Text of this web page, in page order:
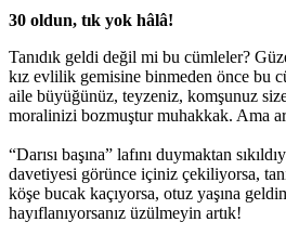
30 oldun, tık yok hâlâ!
Tanıdık geldi değil mi bu cümleler?
kız evlilik gemisine binmeden önce bu
aile büyüğünüz, teyzeniz, komşunuz
moralinizi bozmuştur muhakkak. Ama
“Darısı başına” lafını duymaktan
davetiyesi görünce içiniz çekiliyorsa,
köşe bucak kaçıyorsa, otuz yaşına
hayıflanıyorsanız üzülmeyin artık!